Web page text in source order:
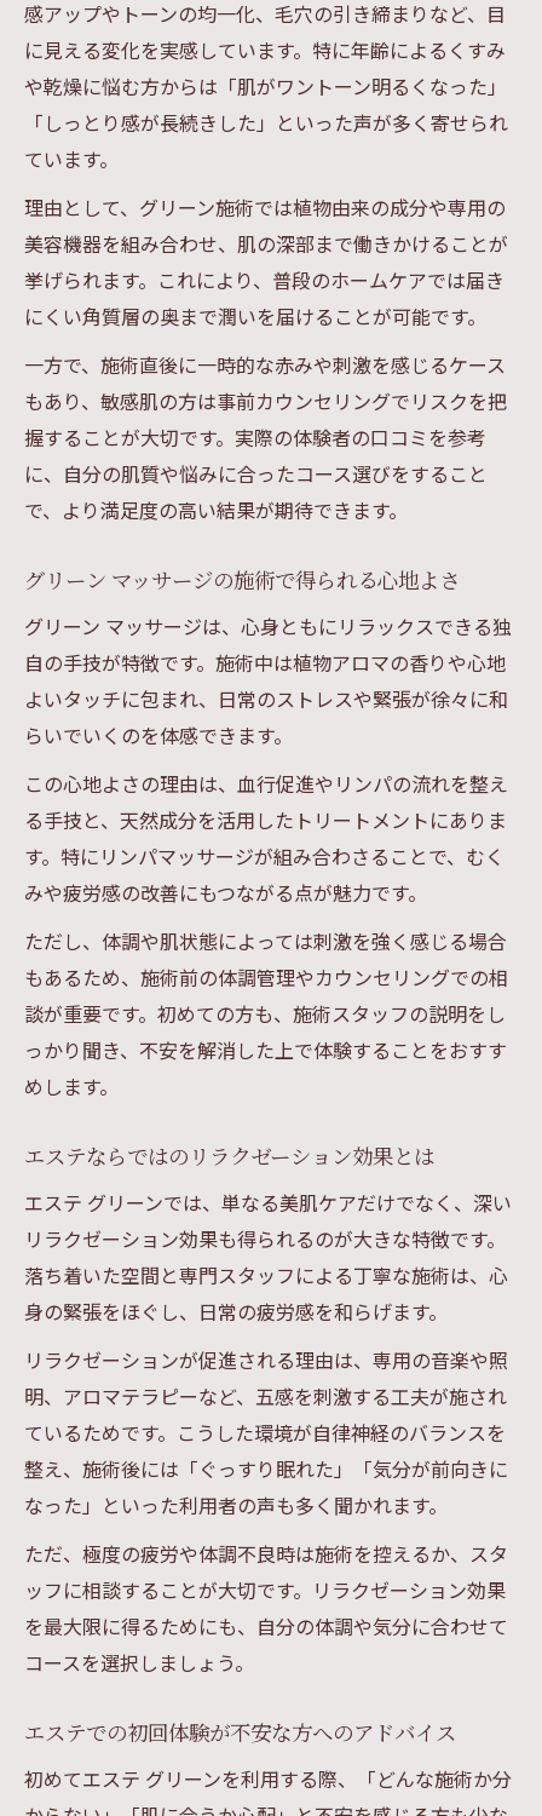
グリーン施術で肌のハリやうるおいを回復
エステで乾燥や毛穴トラブルを解消する方
法
実
エステ グリーンで実感する若返りのポイン
ト
理想の美肌へ導くグリーン施術の真価
エステ グリーン施術が美肌に導く理由とは
グリーン施術で肌の透明感が高まる仕組み
エステのプロ技術で得る美肌の実感ポイン
ト
グリーン マッサージの美肌効果を徹底解説
果
初回でも安心できるエステ体験のポイント
エステ初心者も安心できるカウンセリング
の流れ
初回体験で気を付けたいエステのポイント
エステ グリーン施術の流れと安心ポイント
エステ体験前の準備と心構えを詳しく解説
エステでよくある不安や疑問への対応策
エステ グリーン施術で得られる透明感の秘
密
グリーン マッサージが導く明るい美肌への
方法
エステ グリーンで叶えるトーンアップ術
透明感を最大限に引き出すエステ施術の特
徴
美肌効果を長持ちさせる施術後の過ごし方
エステ施術後に気を付けたい美肌習慣のポ
イント
エステ グリーンの効果を持続させる日常ケ
ア
施術後の正しいスキンケアとエステの関係
エステ体験後に避けたいNG行動と対策法
グリーン施術後の美肌をキープするコツ
感アップやトーンの均一化、毛穴の引き締まりなど、目
に見える変化を実感しています。特に年齢によるくすみ
や乾燥に悩む方からは「肌がワントーン明るくなった」
「しっとり感が長続きした」といった声が多く寄せられ
ています。
理由として、グリーン施術では植物由来の成分や専用の
美容機器を組み合わせ、肌の深部まで働きかけることが
挙げられます。これにより、普段のホームケアでは届き
にくい角質層の奥まで潤いを届けることが可能です。
一方で、施術直後に一時的な赤みや刺激を感じるケース
もあり、敏感肌の方は事前カウンセリングでリスクを把
握することが大切です。実際の体験者の口コミを参考
に、自分の肌質や悩みに合ったコース選びをすること
で、より満足度の高い結果が期待できます。
グリーン マッサージの施術で得られる心地よさ
グリーン マッサージは、心身ともにリラックスできる独
自の手技が特徴です。施術中は植物アロマの香りや心地
よいタッチに包まれ、日常のストレスや緊張が徐々に和
らいでいくのを体感できます。
この心地よさの理由は、血行促進やリンパの流れを整え
る手技と、天然成分を活用したトリートメントにありま
す。特にリンパマッサージが組み合わさることで、むく
みや疲労感の改善にもつながる点が魅力です。
ただし、体調や肌状態によっては刺激を強く感じる場合
もあるため、施術前の体調管理やカウンセリングでの相
談が重要です。初めての方も、施術スタッフの説明をし
っかり聞き、不安を解消した上で体験することをおすす
めします。
エステならではのリラクゼーション効果とは
エステ グリーンでは、単なる美肌ケアだけでなく、深い
リラクゼーション効果も得られるのが大きな特徴です。
落ち着いた空間と専門スタッフによる丁寧な施術は、心
身の緊張をほぐし、日常の疲労感を和らげます。
リラクゼーションが促進される理由は、専用の音楽や照
明、アロマテラピーなど、五感を刺激する工夫が施され
ているためです。こうした環境が自律神経のバランスを
整え、施術後には「ぐっすり眠れた」「気分が前向きに
なった」といった利用者の声も多く聞かれます。
ただ、極度の疲労や体調不良時は施術を控えるか、スタ
ッフに相談することが大切です。リラクゼーション効果
を最大限に得るためにも、自分の体調や気分に合わせて
コースを選択しましょう。
エステでの初回体験が不安な方へのアドバイス
初めてエステ グリーンを利用する際、「どんな施術か分